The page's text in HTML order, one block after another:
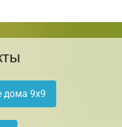
дома 9х9